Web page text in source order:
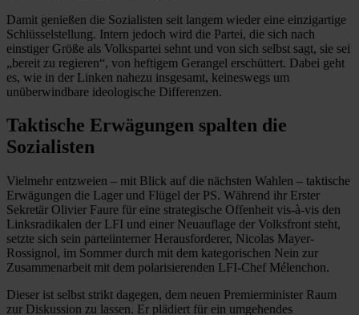
Damit genießen die Sozialisten seit langem wieder eine einzigartige
Schlüsselstellung. Intern jedoch wird die Partei, die sich nach
einstiger Größe als Volkspartei sehnt und von sich selbst sagt, sie sei
„bereit zu regieren“, von heftigem Gerangel erschüttert. Dabei geht
es, wie in der Linken nahezu insgesamt, keineswegs um
unüberwindbare ideologische Differenzen.
Taktische Erwägungen spalten die
Sozialisten
Vielmehr entzweien – mit Blick auf die nächsten Wahlen – taktische
Erwägungen die Lager und Flügel der PS. Während ihr Erster
Sekretär Olivier Faure für eine strategische Offenheit vis-à-vis den
Linksradikalen der LFI und einer Neuauflage der Volksfront steht,
setzte sich sein parteiinterner Herausforderer, Nicolas Mayer-
Rossignol, im Sommer durch mit dem kategorischen Nein zur
Zusammenarbeit mit dem polarisierenden LFI-Chef Mélenchon.
Dieser ist selbst strikt dagegen, dem neuen Premierminister Raum
zur Diskussion zu lassen. Er plädiert für ein umgehendes